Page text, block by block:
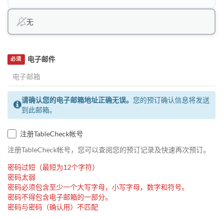
无
电子邮件
必须
请确认您的电子邮箱地址正确无误。 您的预订确认信息将发送
到此邮箱。
注册TableCheck帐号
注册TableCheck帐号，您可以查阅您的预订记录及快速再次预订。
密码过短（最短为12个字符）
密码太弱
密码必须包含至少一个大写字母，小写字母，数字和符号。
密码不得包含电子邮箱的一部分。
密码与密码（确认用）不匹配